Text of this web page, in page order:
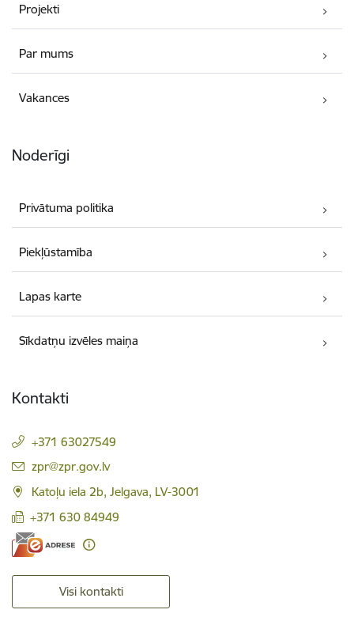
Projekti
Par mums
Vakances
Noderīgi
Privātuma politika
Piekļūstamība
Lapas karte
Sīkdatņu izvēles maiņa
Kontakti
+371 63027549
E-pasts:
zpr@zpr.gov.lv
Katoļu iela 2b, Jelgava, LV-3001
+371 630 84949
Visi kontakti